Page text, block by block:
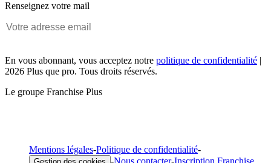
Renseignez votre mail
En vous abonnant, vous acceptez notre politique de confidentialité |
2026 Plus que pro. Tous droits réservés.
Le groupe Franchise Plus
Mentions légales-Politique de confidentialité-